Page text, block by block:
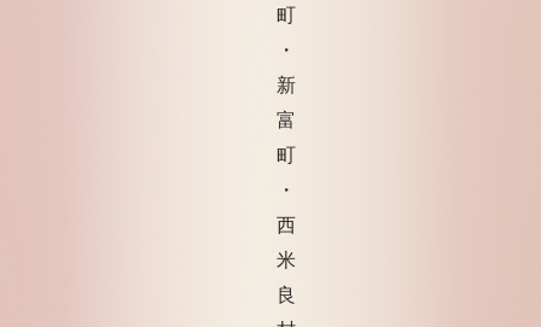
町
・
新
富
町
・
西
米
良